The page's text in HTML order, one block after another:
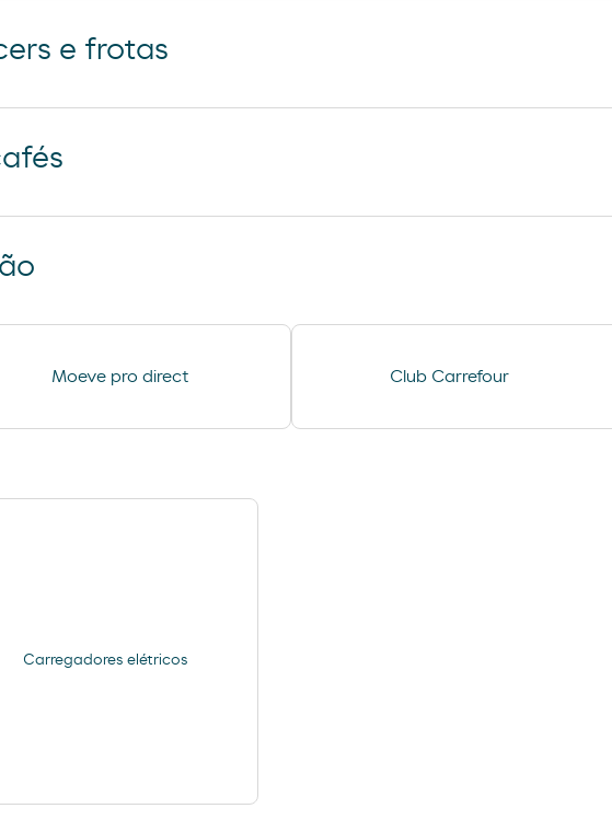
e frotas
Moeve pro direct Club Carrefour
Carregadores elétricos